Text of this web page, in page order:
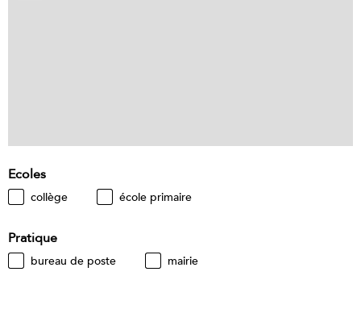
Ecoles
collège école primaire
Pratique
bureau de poste mairie